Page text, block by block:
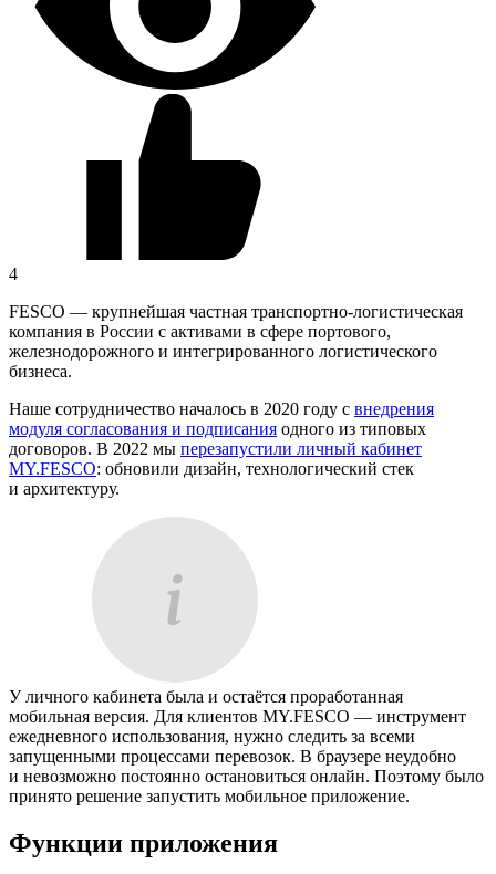
4
FESCO — крупнейшая частная транспортно-логистическая
компания в России с активами в сфере портового,
железнодорожного и интегрированного логистического
бизнеса.
Наше сотрудничество началось в 2020 году с внедрения
модуля согласования и подписания одного из типовых
договоров. В 2022 мы перезапустили личный кабинет
MY.FESCO: обновили дизайн, технологический стек
и архитектуру.
У личного кабинета была и остаётся проработанная
мобильная версия. Для клиентов MY.FESCO — инструмент
ежедневного использования, нужно следить за всеми
запущенными процессами перевозок. В браузере неудобно
и невозможно постоянно остановиться онлайн. Поэтому было
принято решение запустить мобильное приложение.
Функции приложения